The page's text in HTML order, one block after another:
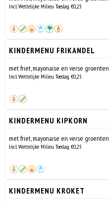
Incl. Wettelijke Milieu Toeslag €0,25
KINDERMENU FRIKANDEL
met friet, mayonaise en verse groenten
Incl. Wettelijke Milieu Toeslag €0,25
KINDERMENU KIPKORN
met friet, mayonaise en verse groenten
Incl. Wettelijke Milieu Toeslag €0,25
KINDERMENU KROKET